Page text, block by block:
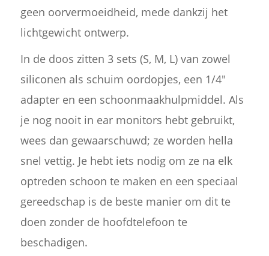
geen oorvermoeidheid, mede dankzij het
lichtgewicht ontwerp.
In de doos zitten 3 sets (S, M, L) van zowel
siliconen als schuim oordopjes, een 1/4"
adapter en een schoonmaakhulpmiddel. Als
je nog nooit in ear monitors hebt gebruikt,
wees dan gewaarschuwd; ze worden hella
snel vettig. Je hebt iets nodig om ze na elk
optreden schoon te maken en een speciaal
gereedschap is de beste manier om dit te
doen zonder de hoofdtelefoon te
beschadigen.